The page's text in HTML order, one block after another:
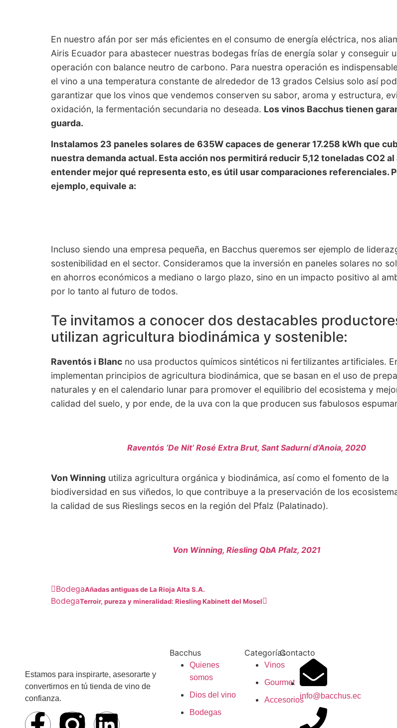
En nuestro afán por ser más eficientes en el consumo de energía eléctrica, nos
Airis Ecuador para abastecer nuestras bodegas frías de energía solar y conseguir
operación con balance neutro de carbono. Para nuestra operación es
el vino a una temperatura constante de alrededor de 13 grados Celsius solo así
garantizar que los vinos que vendemos conserven su sabor, aroma y estructura,
oxidación, la fermentación secundaria no deseada. Los vinos Bacchus tienen
guarda.
Instalamos 23 paneles solares de 635W capaces de generar 17.258 kWh que
nuestra demanda actual. Esta acción nos permitirá reducir 5,12 toneladas CO2 al
entender mejor qué representa esto, es útil usar comparaciones referenciales.
ejemplo, equivale a:
Incluso siendo una empresa pequeña, en Bacchus queremos ser ejemplo de
sostenibilidad en el sector. Consideramos que la inversión en paneles solares no
en ahorros económicos a mediano o largo plazo, sino en un impacto positivo al
por lo tanto al futuro de todos.
Te invitamos a conocer dos destacables
utilizan agricultura biodinámica y sostenible:
Raventós i Blanc no usa productos químicos sintéticos ni fertilizantes artificiales.
implementan principios de agricultura biodinámica, que se basan en el uso de
naturales y en el calendario lunar para promover el equilibrio del ecosistema y
calidad del suelo, y por ende, de la uva con la que producen sus fabulosos
Raventós ‘De Nit’ Rosé Extra Brut, Sant Sadurní d’Anoia, 2020
Von Winning utiliza agricultura orgánica y biodinámica, así como el fomento de la
biodiversidad en sus viñedos, lo que contribuye a la preservación de los
la calidad de sus Rieslings secos en la región del Pfalz (Palatinado).
Von Winning, Riesling QbA Pfalz, 2021
BodegaAñadas antiguas de La Rioja Alta S.A.
BodegaTerroir, pureza y mineralidad: Riesling Kabinett del Mosel
Estamos para inspirarte, asesorarte y
convertirnos en tú tienda de vino de
confianza.
Bacchus
Quienes
somos
Dios del vino
Bodegas
Categorías
Vinos
Gourmet
Accesorios
Contacto
info@bacchus.ec